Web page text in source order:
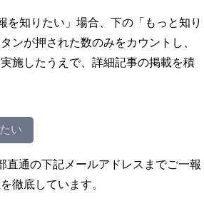
知りたい」場合、下の「もっと知り
ンが押された数のみをカウントし、
施したうえで、詳細記事の掲載を積
い
通の下記メールアドレスまでご一報
徹底しています。